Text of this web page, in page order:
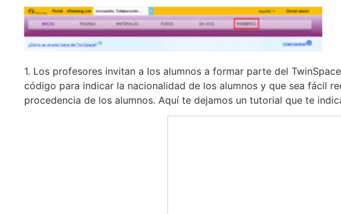
1. Los profesores invitan a los alumnos a formar parte del
código para indicar la nacionalidad de los alumnos y que sea fácil
procedencia de los alumnos. Aquí te dejamos un tutorial que te